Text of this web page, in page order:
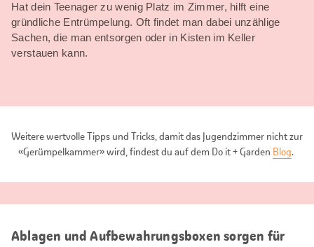
Hat dein Teenager zu wenig Platz im Zimmer, hilft eine
gründliche Entrümpelung. Oft findet man dabei unzählige
Sachen, die man entsorgen oder in Kisten im Keller
verstauen kann.
Weitere wertvolle Tipps und Tricks, damit das Jugendzimmer nicht zur
«Gerümpelkammer» wird, findest du auf dem Do it + Garden Blog.
Ablagen und Aufbewahrungsboxen sorgen für